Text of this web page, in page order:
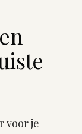
voor je